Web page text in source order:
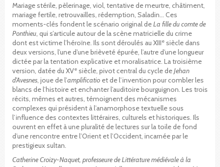
Mariage stérile, pèlerinage, viol, tentative de meurtre, châtiment,
mariage fertile, retrouvailles, rédemption, Saladin… Ces
moments-clés fondent le scénario original deLa fille du comte de
Ponthieu, qui s’articule autour de la scène matricielle du crime
dont est victime l’héroïne. Ils sont déroulés au XIIIe siècle dans
deux versions, l’une d’une brièveté épurée, l’autre d’une longueur
dictée par la tentation explicative et moralisatrice. La troisième
version, datée du XVe siècle, pivot central du cycle deJehan
d’Avesnes, joue de l’amplificatio et de l’invention pour combler les
blancs de l’histoire et enchanter l’auditoire bourguignon. Les trois
récits, mêmes et autres, témoignent des mécanismes
complexes qui président à l’anamorphose textuelle sous
l’influence des contextes littéraires, culturels et historiques. Ils
ouvrent en effet à une pluralité de lectures sur la toile de fond
d’une rencontre entre l’Orient et l’Occident, incarnée par le
prestigieux sultan.
Catherine Croizy-Naquet, professeure de Littérature médiévale à la